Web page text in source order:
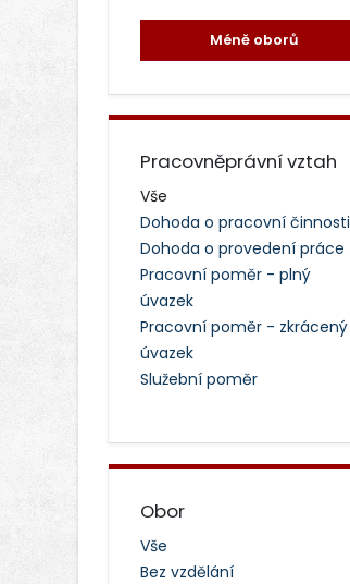
Méně oborů
Pracovněprávní vztah
Vše
Dohoda o pracovní činnosti
Dohoda o provedení práce
Pracovní poměr - plný
úvazek
Pracovní poměr - zkrácený
úvazek
Služební poměr
Obor
Vše
Bez vzdělání